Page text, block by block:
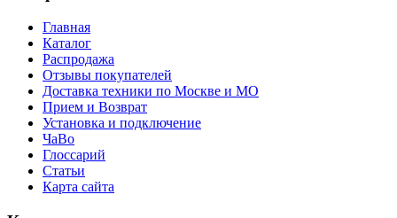
Главная
Каталог
Распродажа
Отзывы покупателей
Доставка техники по Москве и МО
Прием и Возврат
Установка и подключение
ЧаВо
Глоссарий
Статьи
Карта сайта